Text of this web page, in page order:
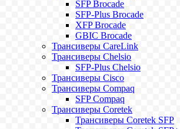
SFP Brocade
SFP-Plus Brocade
XFP Brocade
GBIC Brocade
Трансиверы CareLink
Трансиверы Chelsio
SFP-Plus Chelsio
Трансиверы Cisco
Трансиверы Compaq
SFP Compaq
Трансиверы Coretek
Трансиверы Coretek SFP